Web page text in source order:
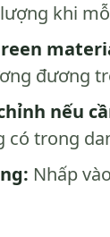
khi
đương
nếu
có trong
Nhấp